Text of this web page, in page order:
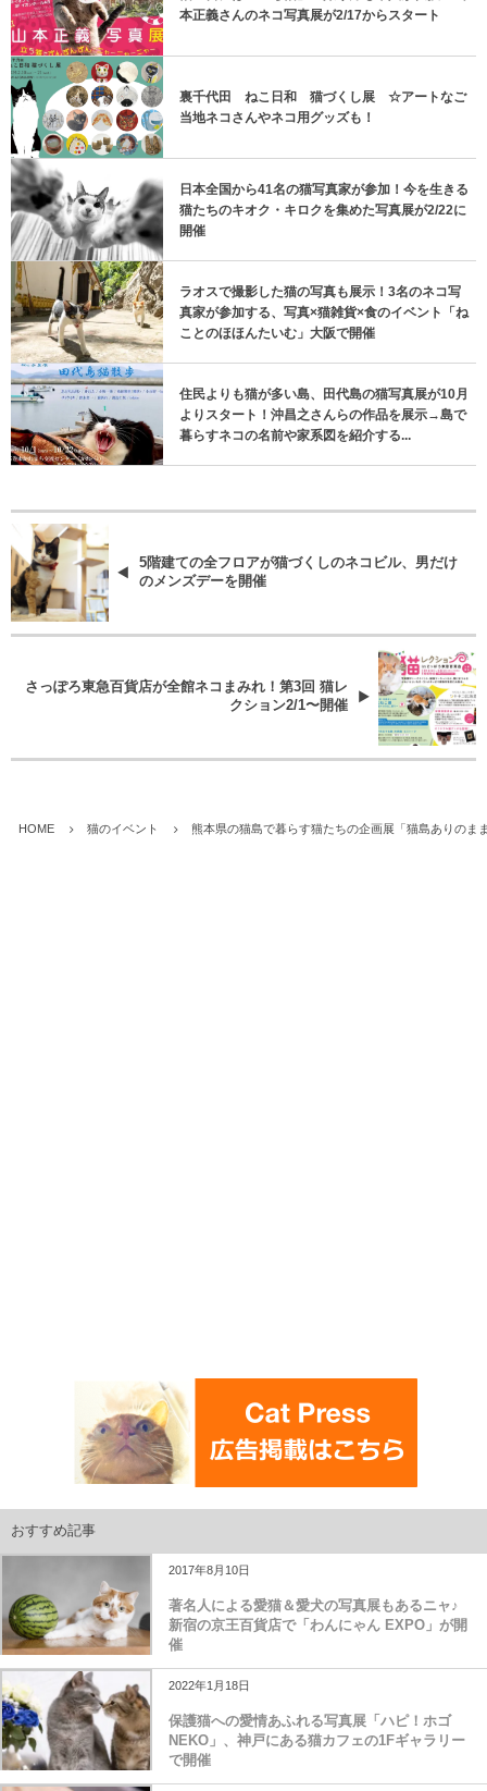
本正義さんのネコ写真展が2/17からスタート
裏千代田 ねこ日和 猫づくし展 ☆アートなご
当地ネコさんやネコ用グッズも！
日本全国から41名の猫写真家が参加！今を生きる
猫たちのキオク・キロクを集めた写真展が2/22に
開催
ラオスで撮影した猫の写真も展示！3名のネコ写
真家が参加する、写真×猫雑貨×食のイベント「ね
ことのほほんたいむ」大阪で開催
住民よりも猫が多い島、田代島の猫写真展が10月
よりスタート！沖昌之さんらの作品を展示→島で
暮らすネコの名前や家系図を紹介する...
5階建ての全フロアが猫づくしのネコビル、男だけ
のメンズデーを開催
さっぽろ東急百貨店が全館ネコまみれ！第3回 猫レ
クション2/1〜開催
HOME 猫のイベント 熊本県の猫島で暮らす猫たちの企画展「猫島ありの
おすすめ記事
2017年8月10日
著名人による愛猫＆愛犬の写真展もあるニャ♪
新宿の京王百貨店で「わんにゃん EXPO」が開
催
2022年1月18日
保護猫への愛情あふれる写真展「ハピ！ホゴ
NEKO」、神戸にある猫カフェの1Fギャラリー
で開催